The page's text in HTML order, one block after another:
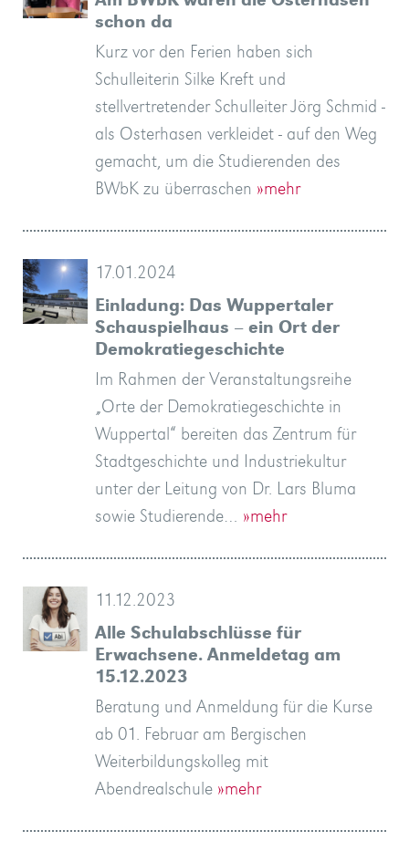
schon da
Kurz vor den Ferien haben sich
Schulleiterin Silke Kreft und
stellvertretender Schulleiter Jörg Schmid -
als Osterhasen verkleidet - auf den Weg
gemacht, um die Studierenden des
BWbK zu überraschen »mehr
17.01.2024
Einladung: Das Wuppertaler
Schauspielhaus – ein Ort der
Demokratiegeschichte
Im Rahmen der Veranstaltungsreihe
„Orte der Demokratiegeschichte in
Wuppertal“ bereiten das Zentrum für
Stadtgeschichte und Industriekultur
unter der Leitung von Dr. Lars Bluma
sowie Studierende… »mehr
11.12.2023
Alle Schulabschlüsse für
Erwachsene. Anmeldetag am
15.12.2023
Beratung und Anmeldung für die Kurse
ab 01. Februar am Bergischen
Weiterbildungskolleg mit
Abendrealschule »mehr